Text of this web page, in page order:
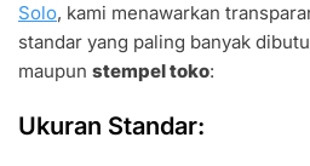
Solo, kami menawarkan
standar yang paling banyak
maupun stempel toko:
Ukuran Standar: